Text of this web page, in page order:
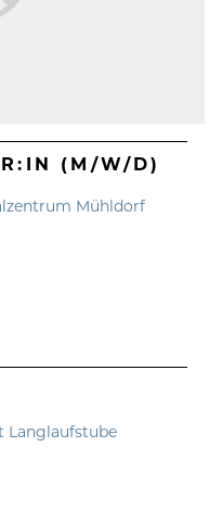
(M/W/D)
Mühldorf
Langlaufstube